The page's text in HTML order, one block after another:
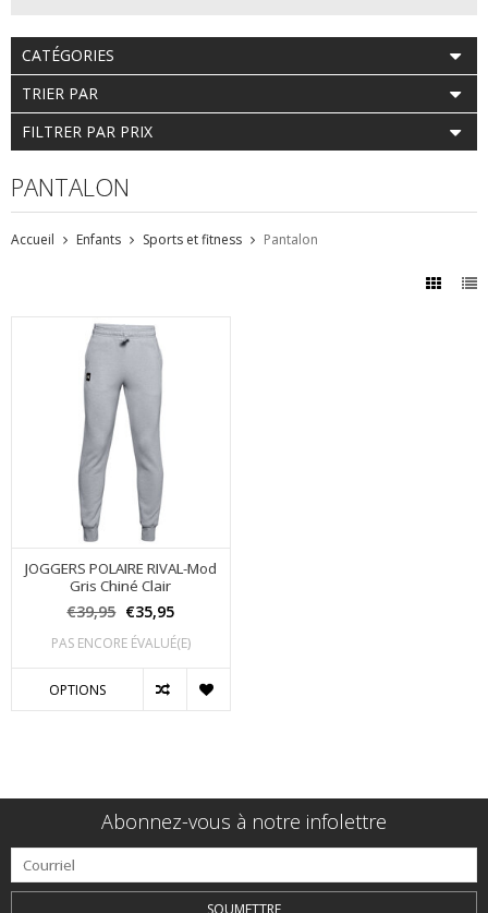
CATÉGORIES
TRIER PAR
FILTRER PAR PRIX
PANTALON
Accueil Enfants Sports et fitness Pantalon
JOGGERS POLAIRE RIVAL-Mod
Gris Chiné Clair
€39,95 €35,95
PAS ENCORE ÉVALUÉ(E)
OPTIONS
Abonnez-vous à notre infolettre
SOUMETTRE